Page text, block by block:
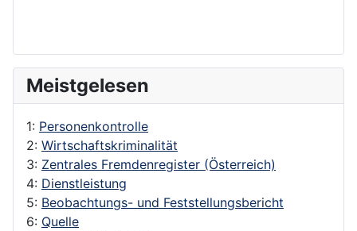
Meistgelesen
1: Personenkontrolle
2: Wirtschaftskriminalität
3: Zentrales Fremdenregister (Österreich)
4: Dienstleistung
5: Beobachtungs- und Feststellungsbericht
6: Quelle